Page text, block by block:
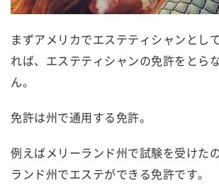
まずアメリカでエステティシャンとし
れば、エステティシャンの免許をとら
ん。
免許は州で通用する免許。
例えばメリーランド州で試験を受けた
ランド州でエステができる免許です。